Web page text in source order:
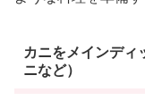
カニをメインディ
ニなど）